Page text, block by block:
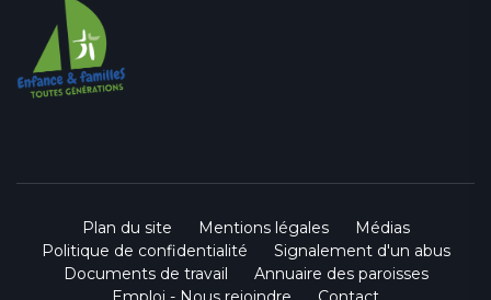
Plan du site Mentions légales
Médias
Politique de confidentialité
Signalement d'un abus
Documents de travail
Annuaire des paroisses